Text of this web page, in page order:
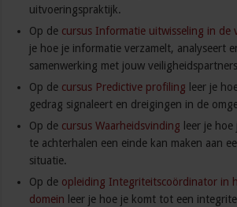
uitvoeringspraktijk.
Op de cursus Informatie uitwisseling in de
je hoe je informatie verzamelt, analyseert
samenwerking met jouw
Op de cursus Predictive profiling leer je
gedrag signaleert en dreigingen in de
Op de cursus Waarheidsvinding leer je
te achterhalen een einde kan maken aan
situatie.
Op de opleiding Integriteitscoördinator in
domein leer je hoe je komt tot een